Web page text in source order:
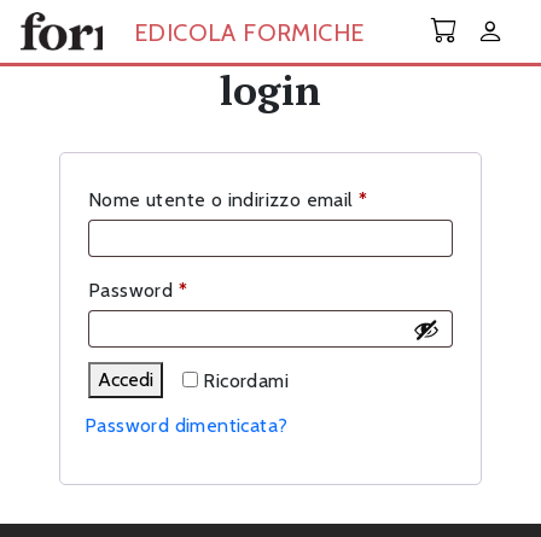
Skip to main content
EDICOLA FORMICHE
login
Nome utente o indirizzo email *Richiesto
Password *Richiesto
Ricordami
Accedi
Password dimenticata?